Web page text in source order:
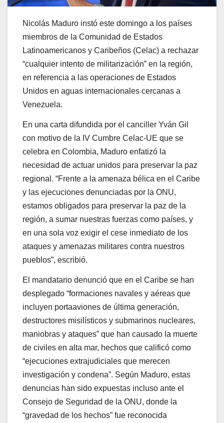
Nicolás Maduro instó este domingo a los países
miembros de la Comunidad de Estados
Latinoamericanos y Caribeños (Celac) a rechazar
“cualquier intento de militarización” en la región,
en referencia a las operaciones de Estados
Unidos en aguas internacionales cercanas a
Venezuela.
En una carta difundida por el canciller Yván Gil
con motivo de la IV Cumbre Celac-UE que se
celebra en Colombia, Maduro enfatizó la
necesidad de actuar unidos para preservar la paz
regional. “Frente a la amenaza bélica en el Caribe
y las ejecuciones denunciadas por la ONU,
estamos obligados para preservar la paz de la
región, a sumar nuestras fuerzas como países, y
en una sola voz exigir el cese inmediato de los
ataques y amenazas militares contra nuestros
pueblos”, escribió.
El mandatario denunció que en el Caribe se han
desplegado “formaciones navales y aéreas que
incluyen portaaviones de última generación,
destructores misilísticos y submarinos nucleares,
maniobras y ataques” que han causado la muerte
de civiles en alta mar, hechos que calificó como
“ejecuciones extrajudiciales que merecen
investigación y condena”. Según Maduro, estas
denuncias han sido expuestas incluso ante el
Consejo de Seguridad de la ONU, donde la
“gravedad de los hechos” fue reconocida